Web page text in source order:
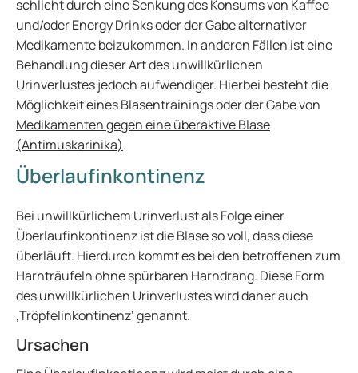
schlicht durch eine Senkung des Konsums von Kaffee
und/oder Energy Drinks oder der Gabe alternativer
Medikamente beizukommen. In anderen Fällen ist eine
Behandlung dieser Art des unwillkürlichen
Urinverlustes jedoch aufwendiger. Hierbei besteht die
Möglichkeit eines Blasentrainings oder der Gabe von
Medikamenten gegen eine überaktive Blase
(Antimuskarinika).
Überlaufinkontinenz
Bei unwillkürlichem Urinverlust als Folge einer
Überlaufinkontinenz ist die Blase so voll, dass diese
überläuft. Hierdurch kommt es bei den betroffenen zum
Harnträufeln ohne spürbaren Harndrang. Diese Form
des unwillkürlichen Urinverlustes wird daher auch
‚Tröpfelinkontinenz‘ genannt.
Ursachen